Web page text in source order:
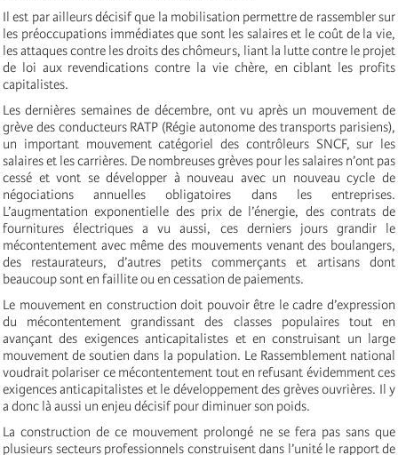
Il est par ailleurs décisif que la mobilisation permettre de rassembler sur
les préoccupations immédiates que sont les salaires et le coût de la vie,
les attaques contre les droits des chômeurs, liant la lutte contre le projet
de loi aux revendications contre la vie chère, en ciblant les profits
capitalistes.
Les dernières semaines de décembre, ont vu après un mouvement de
grève des conducteurs RATP (Régie autonome des transports parisiens),
un important mouvement catégoriel des contrôleurs SNCF, sur les
salaires et les carrières. De nombreuses grèves pour les salaires n’ont pas
cessé et vont se développer à nouveau avec un nouveau cycle de
négociations annuelles obligatoires dans les entreprises.
L’augmentation exponentielle des prix de l’énergie, des contrats de
fournitures électriques a vu aussi, ces derniers jours grandir le
mécontentement avec même des mouvements venant des boulangers,
des restaurateurs, d’autres petits commerçants et artisans dont
beaucoup sont en faillite ou en cessation de paiements.
Le mouvement en construction doit pouvoir être le cadre d’expression
du mécontentement grandissant des classes populaires tout en
avançant des exigences anticapitalistes et en construisant un large
mouvement de soutien dans la population. Le Rassemblement national
voudrait polariser ce mécontentement tout en refusant évidemment ces
exigences anticapitalistes et le développement des grèves ouvrières. Il y
a donc là aussi un enjeu décisif pour diminuer son poids.
La construction de ce mouvement prolongé ne se fera pas sans que
plusieurs secteurs professionnels construisent dans l’unité le rapport de